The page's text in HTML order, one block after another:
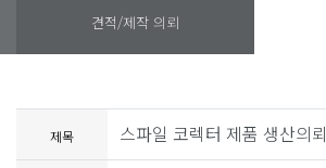
견적/제작 의뢰
제목 스파일 코렉터 제품 생산의뢰